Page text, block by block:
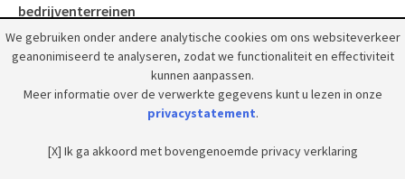
bedrijventerreinen
© 2018 Grootpeelland. Alle rechten voorbehouden.
We gebruiken onder andere analytische cookies om ons websiteverkeer
geanonimiseerd te analyseren, zodat we functionaliteit en effectiviteit
kunnen aanpassen.
Meer informatie over de verwerkte gegevens kunt u lezen in onze
privacystatement.
[X] Ik ga akkoord met bovengenoemde privacy verklaring